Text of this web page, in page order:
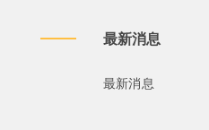
最新消息
最新消息